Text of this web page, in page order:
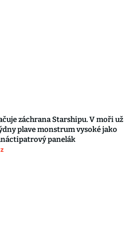
záchrana Starshipu. V moři už
plave monstrum vysoké jako
panelák